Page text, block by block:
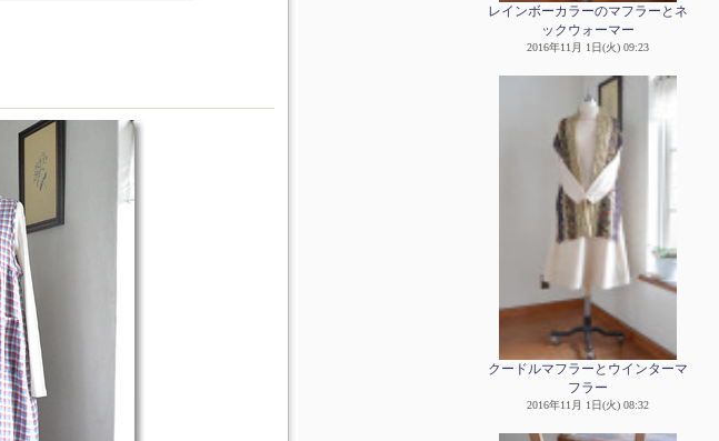
レインボーカラーのマフラーとネ
ックウォーマー
2016年11月 1日(火) 09:23
クードルマフラーとウインターマ
フラー
2016年11月 1日(火) 08:32